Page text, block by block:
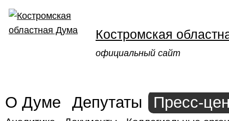
Костромская
официальный сайт
О Думе Депутаты Пресс-